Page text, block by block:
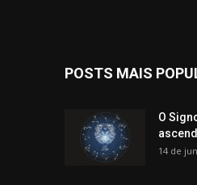
POSTS MAIS
O
14 de